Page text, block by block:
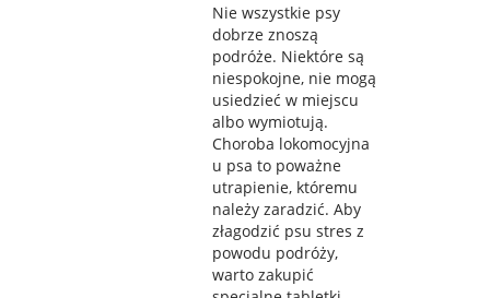
Nie wszystkie psy
dobrze znoszą
podróże. Niektóre są
niespokojne, nie mogą
usiedzieć w miejscu
albo wymiotują.
Choroba lokomocyjna
u psa to poważne
utrapienie, któremu
należy zaradzić. Aby
złagodzić psu stres z
powodu podróży,
warto zakupić